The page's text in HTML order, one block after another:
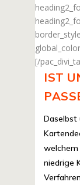
[/
IST
Daselbst
niedrige